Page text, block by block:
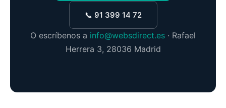
📞 91 399 14 72
O escríbenos a info@websdirect.es · Rafael
Herrera 3, 28036 Madrid